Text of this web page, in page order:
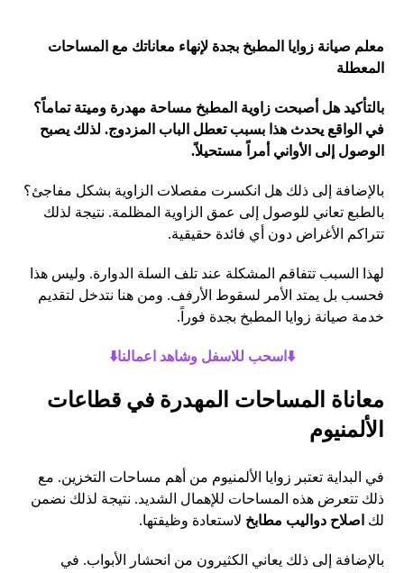
معلم صيانة زوايا المطبخ بجدة لإنهاء معاناتك مع المساحات
المعطلة
بالتأكيد هل أصبحت زاوية المطبخ مساحة مهدرة وميتة تماماً؟
في الواقع يحدث هذا بسبب تعطل الباب المزدوج. لذلك يصبح
الوصول إلى الأواني أمراً مستحيلاً.
بالإضافة إلى ذلك هل انكسرت مفصلات الزاوية بشكل مفاجئ؟
بالطبع تعاني للوصول إلى عمق الزاوية المظلمة. نتيجة لذلك
تتراكم الأغراض دون أي فائدة حقيقية.
لهذا السبب تتفاقم المشكلة عند تلف السلة الدوارة. وليس هذا
فحسب بل يمتد الأمر لسقوط الأرفف. ومن هنا نتدخل لتقديم
خدمة صيانة زوايا المطبخ بجدة فوراً.
⬇️اسحب للاسفل وشاهد اعمالنا⬇️
معاناة المساحات المهدرة في قطاعات
الألمنيوم
في البداية تعتبر زوايا الألمنيوم من أهم مساحات التخزين. مع
ذلك تتعرض هذه المساحات للإهمال الشديد. نتيجة لذلك نضمن
لك اصلاح دواليب مطابخ لاستعادة وظيفتها.
بالإضافة إلى ذلك يعاني الكثيرون من انحشار الأبواب. في